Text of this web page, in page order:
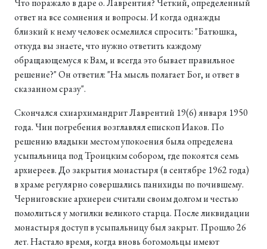
Что поражало в даре о. Лаврентия? Четкий, определенный
ответ на все сомнения и вопросы. И когда однажды
близкий к нему человек осмелился спросить: "Батюшка,
откуда вы знаете, что нужно ответить каждому
обращающемуся к Вам, и всегда это бывает правильное
решение?" Он ответил: "На мысль полагает Бог, и ответ в
сказанном сразу".
Скончался схиаpхимандpит Лаврентий 19(6) января 1950
года. Чин погребения возглавлял епископ Иаков. По
решению владыки местом упокоения была определена
усыпальница под Троицким собором, где покоятся семь
архиереев. До закрытия монастыря (в сентябре 1962 года)
в храме регулярно совершались панихиды по почившему.
Черниговские архиереи считали своим долгом и честью
помолиться у могилки великого старца. После ликвидации
монастыря доступ в усыпальницу был закрыт. Прошло 26
лет. Настало время, когда вновь богомольцы имеют